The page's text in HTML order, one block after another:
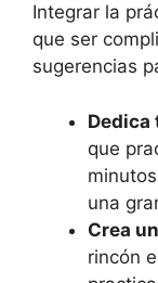
Integrar la
que ser
sugerencias
Dedica
que
una
Crea
rincón